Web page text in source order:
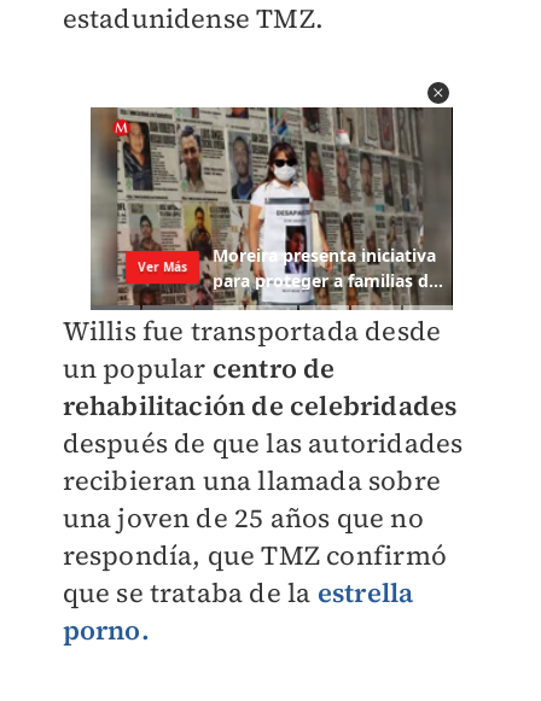
estadunidense TMZ.
Willis fue transportada desde
un popular centro de
rehabilitación de celebridades
después de que las autoridades
recibieran una llamada sobre
una joven de 25 años que no
respondía, que TMZ confirmó
que se trataba de la estrella
porno.